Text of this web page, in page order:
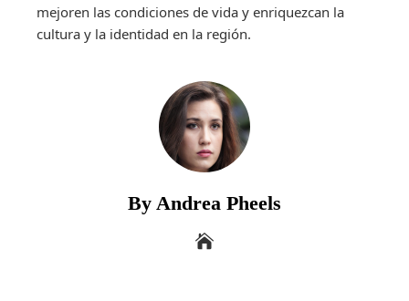
mejoren las condiciones de vida y enriquezcan la
cultura y la identidad en la región.
By Andrea Pheels